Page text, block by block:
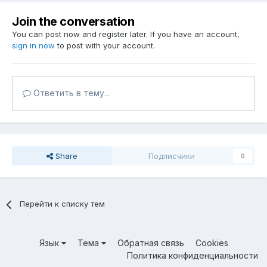
Join the conversation
You can post now and register later. If you have an account,
sign in now to post with your account.
Ответить в тему...
Share Подписчики 0
Перейти к списку тем
Язык Тема Обратная связь
Cookies
Политика конфиденциальности